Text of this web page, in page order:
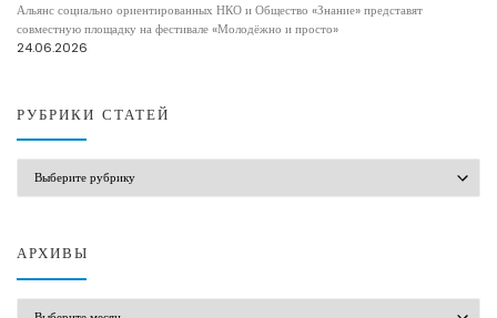
Альянс социально ориентированных НКО и Общество «Знание» представят
совместную площадку на фестивале «Молодёжно и просто»
24.06.2026
РУБРИКИ СТАТЕЙ
АРХИВЫ